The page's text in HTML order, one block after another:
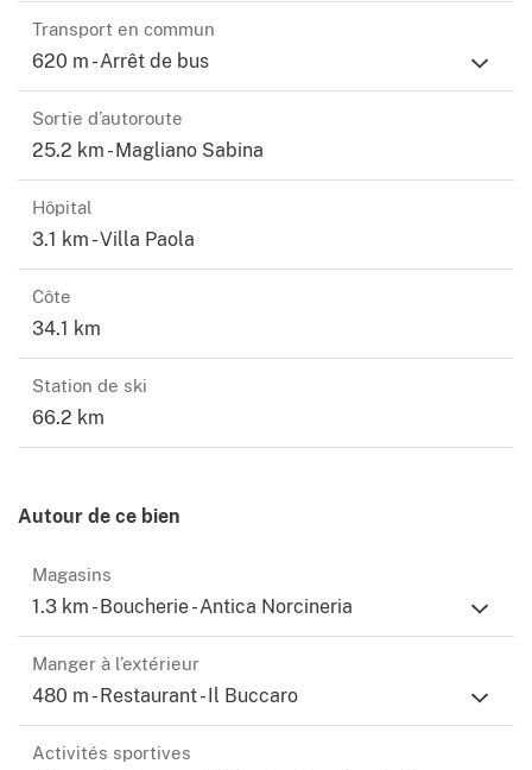
Transport en commun
620 m - Arrêt de bus
Sortie d’autoroute
25.2 km - Magliano Sabina
Hôpital
3.1 km - Villa Paola
Côte
34.1 km
Station de ski
66.2 km
Autour de ce bien
Magasins
1.3 km - Boucherie - Antica Norcineria
Manger à l’extérieur
480 m - Restaurant - Il Buccaro
Activités sportives